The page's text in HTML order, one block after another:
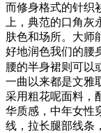
而修身格式的针织
上，典范的口角
肤色和场所。大师
好地润色我们的腰
腰的半身裙则可以
一曲以来都是文雅
采用粗花呢面料，
华质感，中年女性
线，拉长腿部线条